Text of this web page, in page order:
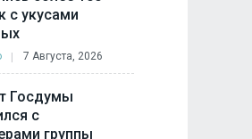
с укусами
7 Августа, 2026
Госдумы
с
группы